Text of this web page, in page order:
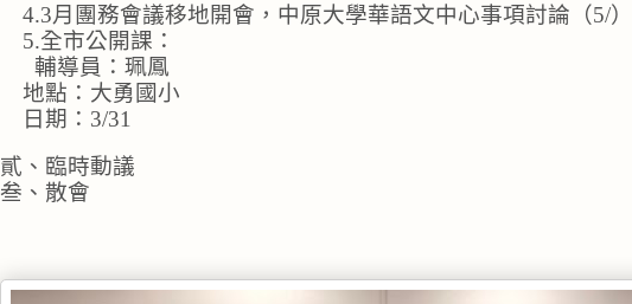
4.3月團務會議移地開會，中原大學華語文中心事項討論（5/）
5.全市公開課：
輔導員：珮鳳
地點：大勇國小
日期：3/31
貳、臨時動議
叁、散會